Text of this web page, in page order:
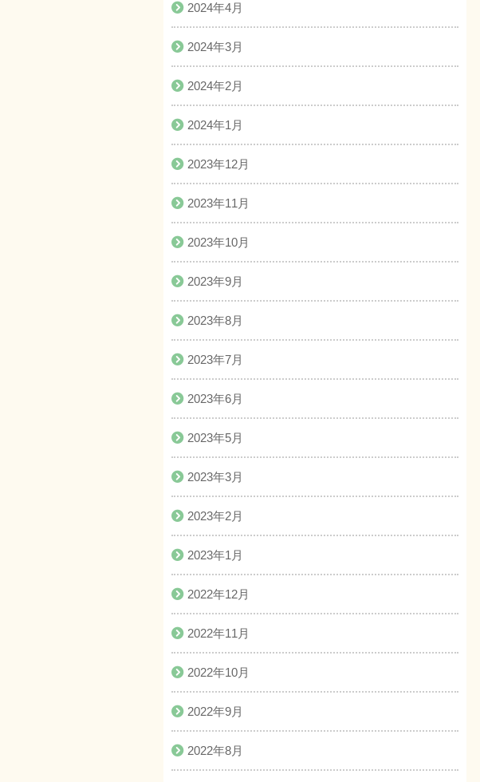
2024年4月
2024年3月
2024年2月
2024年1月
2023年12月
2023年11月
2023年10月
2023年9月
2023年8月
2023年7月
2023年6月
2023年5月
2023年3月
2023年2月
2023年1月
2022年12月
2022年11月
2022年10月
2022年9月
2022年8月